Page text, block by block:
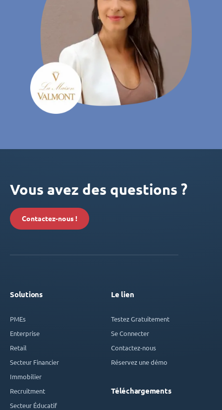
Vous avez des questions ?
Contactez-nous !
Solutions
PMEs
Enterprise
Retail
Secteur Financier
Immobilier
Recruitment
Secteur Éducatif
Le lien
Testez Gratuitement
Se Connecter
Contactez-nous
Réservez une démo
Téléchargements